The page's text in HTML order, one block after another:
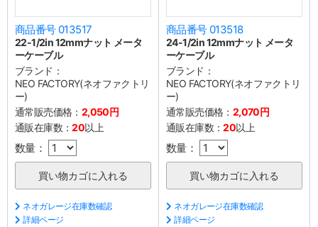
商品番号 013517
22-1/2in 12mmナット メータ
ーケーブル
ブランド：
NEO FACTORY(ネオファクトリ
ー)
通常販売価格： 2,050円
通販在庫数：20以上
数量：
ネオガレージ在庫数確認
詳細ページ
商品番号 013518
24-1/2in 12mmナット メータ
ーケーブル
ブランド：
NEO FACTORY(ネオファクトリ
ー)
通常販売価格： 2,070円
通販在庫数：20以上
数量：
ネオガレージ在庫数確認
詳細ページ